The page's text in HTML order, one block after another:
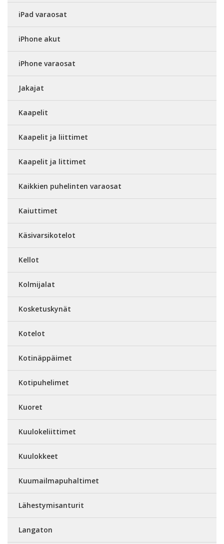
iPad varaosat
iPhone akut
iPhone varaosat
Jakajat
Kaapelit
Kaapelit ja liittimet
Kaapelit ja littimet
Kaikkien puhelinten varaosat
Kaiuttimet
Käsivarsikotelot
Kellot
Kolmijalat
Kosketuskynät
Kotelot
Kotinäppäimet
Kotipuhelimet
Kuoret
Kuulokeliittimet
Kuulokkeet
Kuumailmapuhaltimet
Lähestymisanturit
Langaton